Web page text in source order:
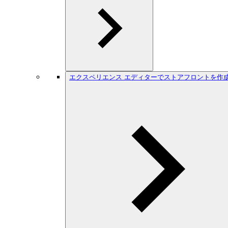
エクスペリエンス エディターでストアフロントを作